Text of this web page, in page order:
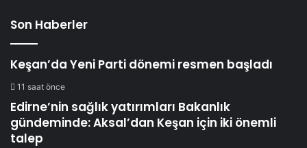
Son Haberler
Keşan’da Yeni Parti dönemi resmen başladı
11 saat önce
Edirne’nin sağlık yatırımları Bakanlık
gündeminde: Aksal’dan Keşan için iki önemli
talep